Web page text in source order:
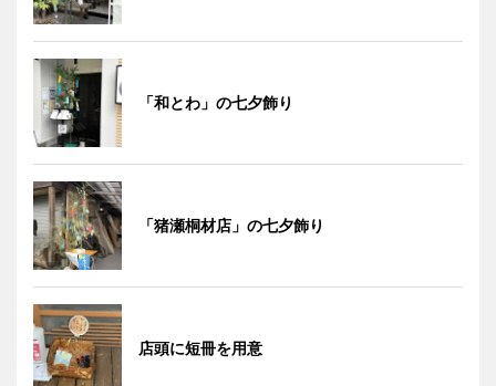
「和とわ」の七夕飾り
「猪瀬桐材店」の七夕飾り
店頭に短冊を用意